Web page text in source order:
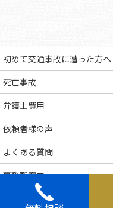
初めて交通事故に遭った方へ
死亡事故
弁護士費用
依頼者様の声
よくある質問
事務所案内